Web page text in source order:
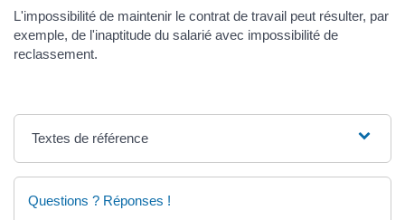
L'impossibilité de maintenir le contrat de travail peut résulter, par
exemple, de l'inaptitude du salarié avec impossibilité de
reclassement.
Textes de référence
Questions ? Réponses !